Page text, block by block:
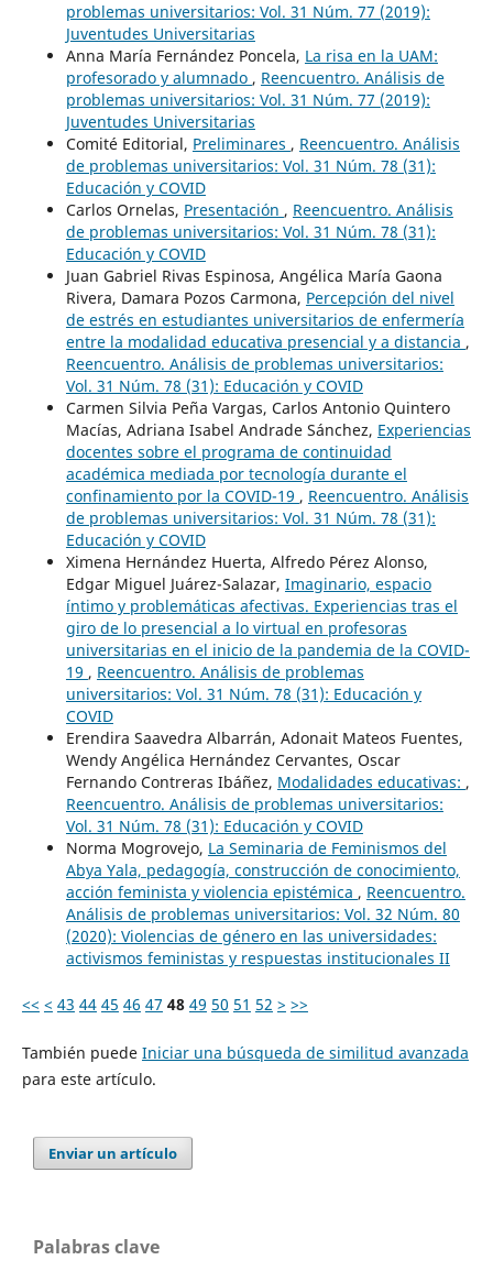
problemas universitarios: Vol. 31 Núm. 77 (2019):
Juventudes Universitarias
Anna María Fernández Poncela, La risa en la UAM:
profesorado y alumnado , Reencuentro. Análisis de
problemas universitarios: Vol. 31 Núm. 77 (2019):
Juventudes Universitarias
Comité Editorial, Preliminares , Reencuentro. Análisis
de problemas universitarios: Vol. 31 Núm. 78 (31):
Educación y COVID
Carlos Ornelas, Presentación , Reencuentro. Análisis
de problemas universitarios: Vol. 31 Núm. 78 (31):
Educación y COVID
Juan Gabriel Rivas Espinosa, Angélica María Gaona
Rivera, Damara Pozos Carmona, Percepción del nivel
de estrés en estudiantes universitarios de enfermería
entre la modalidad educativa presencial y a distancia ,
Reencuentro. Análisis de problemas universitarios:
Vol. 31 Núm. 78 (31): Educación y COVID
Carmen Silvia Peña Vargas, Carlos Antonio Quintero
Macías, Adriana Isabel Andrade Sánchez, Experiencias
docentes sobre el programa de continuidad
académica mediada por tecnología durante el
confinamiento por la COVID-19 , Reencuentro. Análisis
de problemas universitarios: Vol. 31 Núm. 78 (31):
Educación y COVID
Ximena Hernández Huerta, Alfredo Pérez Alonso,
Edgar Miguel Juárez-Salazar, Imaginario, espacio
íntimo y problemáticas afectivas. Experiencias tras el
giro de lo presencial a lo virtual en profesoras
universitarias en el inicio de la pandemia de la COVID-
19 , Reencuentro. Análisis de problemas
universitarios: Vol. 31 Núm. 78 (31): Educación y
COVID
Erendira Saavedra Albarrán, Adonait Mateos Fuentes,
Wendy Angélica Hernández Cervantes, Oscar
Fernando Contreras Ibáñez, Modalidades educativas: ,
Reencuentro. Análisis de problemas universitarios:
Vol. 31 Núm. 78 (31): Educación y COVID
Norma Mogrovejo, La Seminaria de Feminismos del
Abya Yala, pedagogía, construcción de conocimiento,
acción feminista y violencia epistémica , Reencuentro.
Análisis de problemas universitarios: Vol. 32 Núm. 80
(2020): Violencias de género en las universidades:
activismos feministas y respuestas institucionales II
<< < 43 44 45 46 47 48 49 50 51 52 > >>
También puede Iniciar una búsqueda de similitud avanzada
para este artículo.
Enviar un artículo
Palabras clave